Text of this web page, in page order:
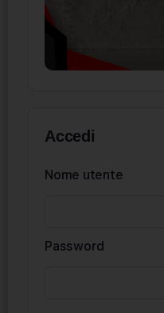
Accedi
Nome utente
Password